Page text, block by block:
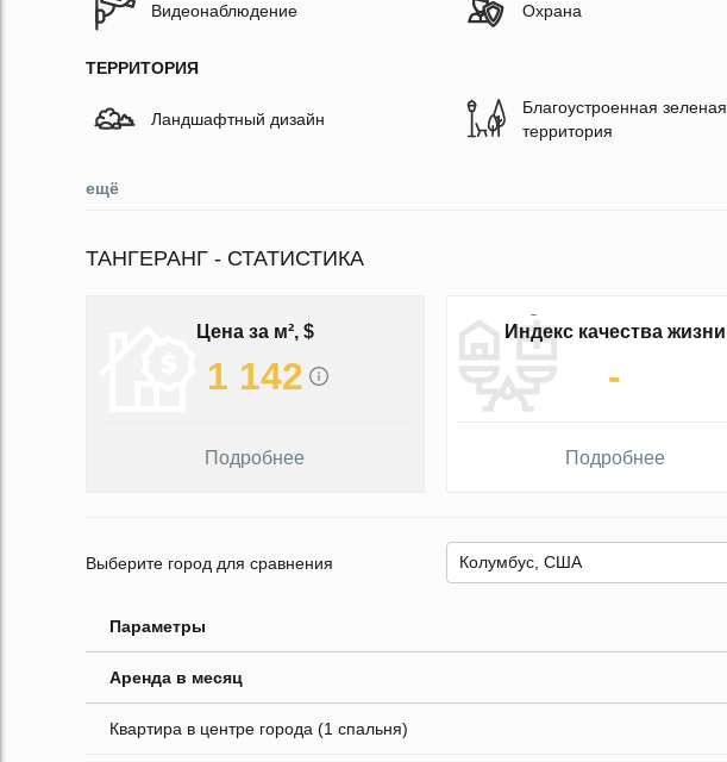
Видеонаблюдение Охрана
ТЕРРИТОРИЯ
Ландшафтный дизайн
Благоустроенная зеленая
территория
ещё
ТАНГЕРАНГ - СТАТИСТИКА
Цена за м², $
1 142
Подробнее
Индекс качества жизни
-
Подробнее
Выберите город для сравнения
Параметры
Аренда в месяц
Квартира в центре города (1 спальня)